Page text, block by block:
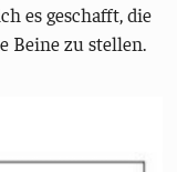
es geschafft, die
Beine zu stellen.